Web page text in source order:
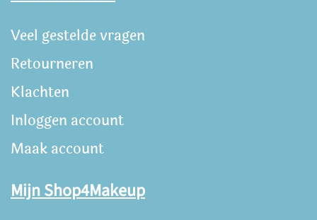
Veel gestelde vragen
Retourneren
Klachten
Inloggen account
Maak account
Mijn Shop4Makeup